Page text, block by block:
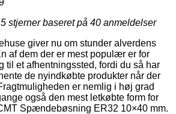
stjerner baseret på 40 anmeldelser
giver nu om stunder alverdens
af dem der er mest populær er for
et afhentningssted, fordi du så har
de nyindkøbte produkter når der
er nemlig i høj grad
også den mest letkøbte form for
Spændebøsning ER32 10×40 mm.